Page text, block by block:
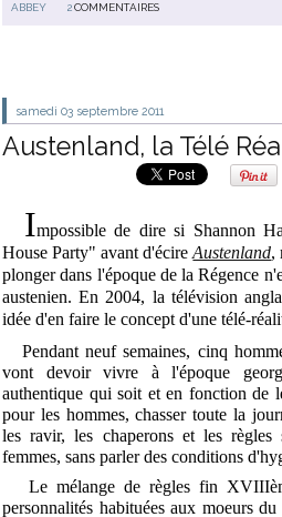
ABBEY
2 COMMENTAIRES
samedi 03 septembre 2011
Austenland, la Télé
Impossible de dire si Shannon
House Party" avant d'écireAustenland,
plonger dans l'époque de la Régence
austenien. En 2004, la télévision
idée d'en faire le concept d'une télé-
Pendant neuf semaines, cinq
vont devoir vivre à l'époque
authentique qui soit et en fonction de
pour les hommes, chasser toute la
les ravir, les chaperons et les règles
femmes, sans parler des conditions
Le mélange de règles fin
personnalités habituées aux moeurs